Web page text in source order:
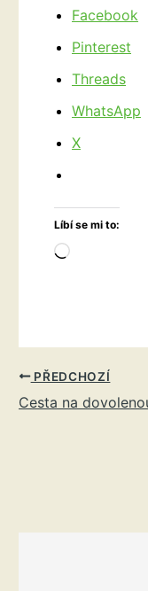
Facebook
Pinterest
Threads
WhatsApp
X
Líbí se mi to:
Načítání…
PŘEDCHOZÍ
Cesta na